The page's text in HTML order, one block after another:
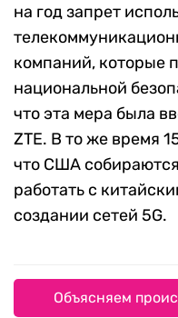
на год запрет
компаний, которые
национальной
что эта мера была
ZTE. В то же время
что США
работать с
создании сетей 5G.
Объясняем